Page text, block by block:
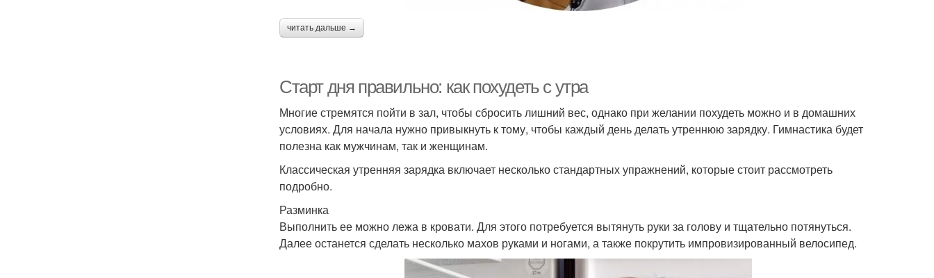
читать дальше →
Старт дня правильно: как похудеть с утра
Многие стремятся пойти в зал, чтобы сбросить лишний вес, однако при желании похудеть можно и в домашних
условиях. Для начала нужно привыкнуть к тому, чтобы каждый день делать утреннюю зарядку. Гимнастика будет
полезна как мужчинам, так и женщинам.
Классическая утренняя зарядка включает несколько стандартных упражнений, которые стоит рассмотреть
подробно.
Разминка
Выполнить ее можно лежа в кровати. Для этого потребуется вытянуть руки за голову и тщательно потянуться.
Далее останется сделать несколько махов руками и ногами, а также покрутить импровизированный велосипед.